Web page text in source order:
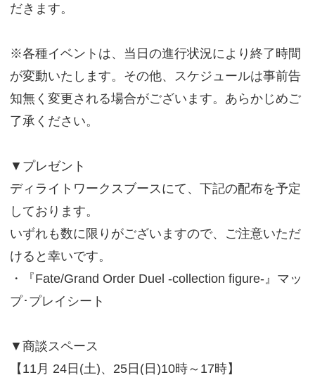
だきます。
※各種イベントは、当日の進行状況により終了時間
が変動いたします。その他、スケジュールは事前告
知無く変更される場合がございます。あらかじめご
了承ください。
▼プレゼント
ディライトワークスブースにて、下記の配布を予定
しております。
いずれも数に限りがございますので、ご注意いただ
けると幸いです。
・『Fate/Grand Order Duel -collection figure-』マッ
プ･プレイシート
▼商談スペース
【11月 24日(土)、25日(日)10時～17時】